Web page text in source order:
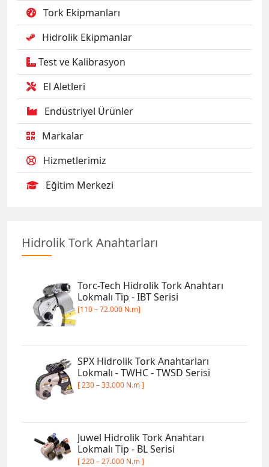
Tork Ekipmanları
Hidrolik Ekipmanlar
Test ve Kalibrasyon
El Aletleri
Endüstriyel Ürünler
Markalar
Hizmetlerimiz
Eğitim Merkezi
Hidrolik Tork Anahtarları
Torc-Tech Hidrolik Tork Anahtarı
Lokmalı Tip - IBT Serisi
[110 – 72.000 N.m]
SPX Hidrolik Tork Anahtarları
Lokmalı - TWHC - TWSD Serisi
[ 230 – 33.000 N.m ]
Juwel Hidrolik Tork Anahtarı
Lokmalı Tip - BL Serisi
[ 220 – 27.000 N.m ]